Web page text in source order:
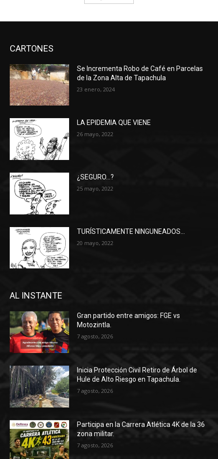
CARTONES
Se Incrementa Robo de Café en Parcelas
de la Zona Alta de Tapachula
23 enero, 2024
LA EPIDEMIA QUE VIENE
26 mayo, 2022
¿SEGURO…?
25 mayo, 2022
TURÍSTICAMENTE NINGUNEADOS…
20 mayo, 2022
AL INSTANTE
Gran partido entre amigos: FGE vs
Motozintla.
7 agosto, 2026
Inicia Protección Civil Retiro de Árbol de
Hule de Alto Riesgo en Tapachula.
7 agosto, 2026
Participa en la Carrera Atlética 4K de la 36
zona militar.
7 agosto, 2026